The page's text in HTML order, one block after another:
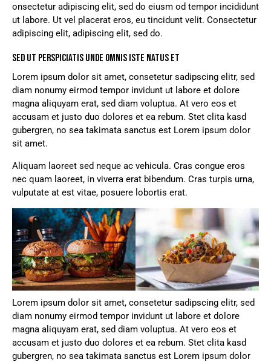
onsectetur adipiscing elit, sed do eiusm od tempor incididunt
ut labore. Ut vel placerat eros, eu tincidunt velit. Consectetur
adipiscing elit, adipiscing elit, sed do.
SED UT PERSPICIATIS UNDE OMNIS ISTE NATUS ET
Lorem ipsum dolor sit amet, consetetur sadipscing elitr, sed
diam nonumy eirmod tempor invidunt ut labore et dolore
magna aliquyam erat, sed diam voluptua. At vero eos et
accusam et justo duo dolores et ea rebum. Stet clita kasd
gubergren, no sea takimata sanctus est Lorem ipsum dolor
sit amet.
Aliquam laoreet sed neque ac vehicula. Cras congue eros
nec quam laoreet, in viverra erat bibendum. Cras turpis urna,
vulputate at est vitae, posuere lobortis erat.
Lorem ipsum dolor sit amet, consetetur sadipscing elitr, sed
diam nonumy eirmod tempor invidunt ut labore et dolore
magna aliquyam erat, sed diam voluptua. At vero eos et
accusam et justo duo dolores et ea rebum. Stet clita kasd
gubergren, no sea takimata sanctus est Lorem ipsum dolor